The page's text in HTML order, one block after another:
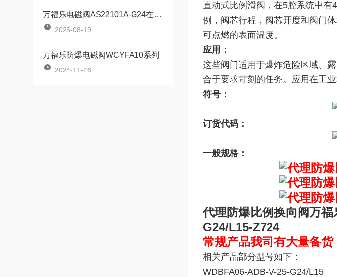
万福乐电磁阀AS22101A-G24在气动系统中的作用
2025-08-19
万福乐防爆电磁阀WCYFA10系列
2024-11-26
直动式比例滑阀，在5腔系统中有
例，阀芯行程，阀芯开度和阀门
可点燃的表面温度。
应用：
这些阀门适用于爆炸危险区域、
合于要求苛刻的任务。应用在工
符号：
订货代码：
一般规格：
代理防爆比例换向阀万
G24/L15-Z724
常规产品我司有大量备
相关产品部分型号如下：
WDBFA06-ADB-V-25-G24/L15